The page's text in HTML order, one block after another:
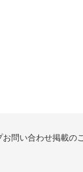
お問い合わせ掲載の